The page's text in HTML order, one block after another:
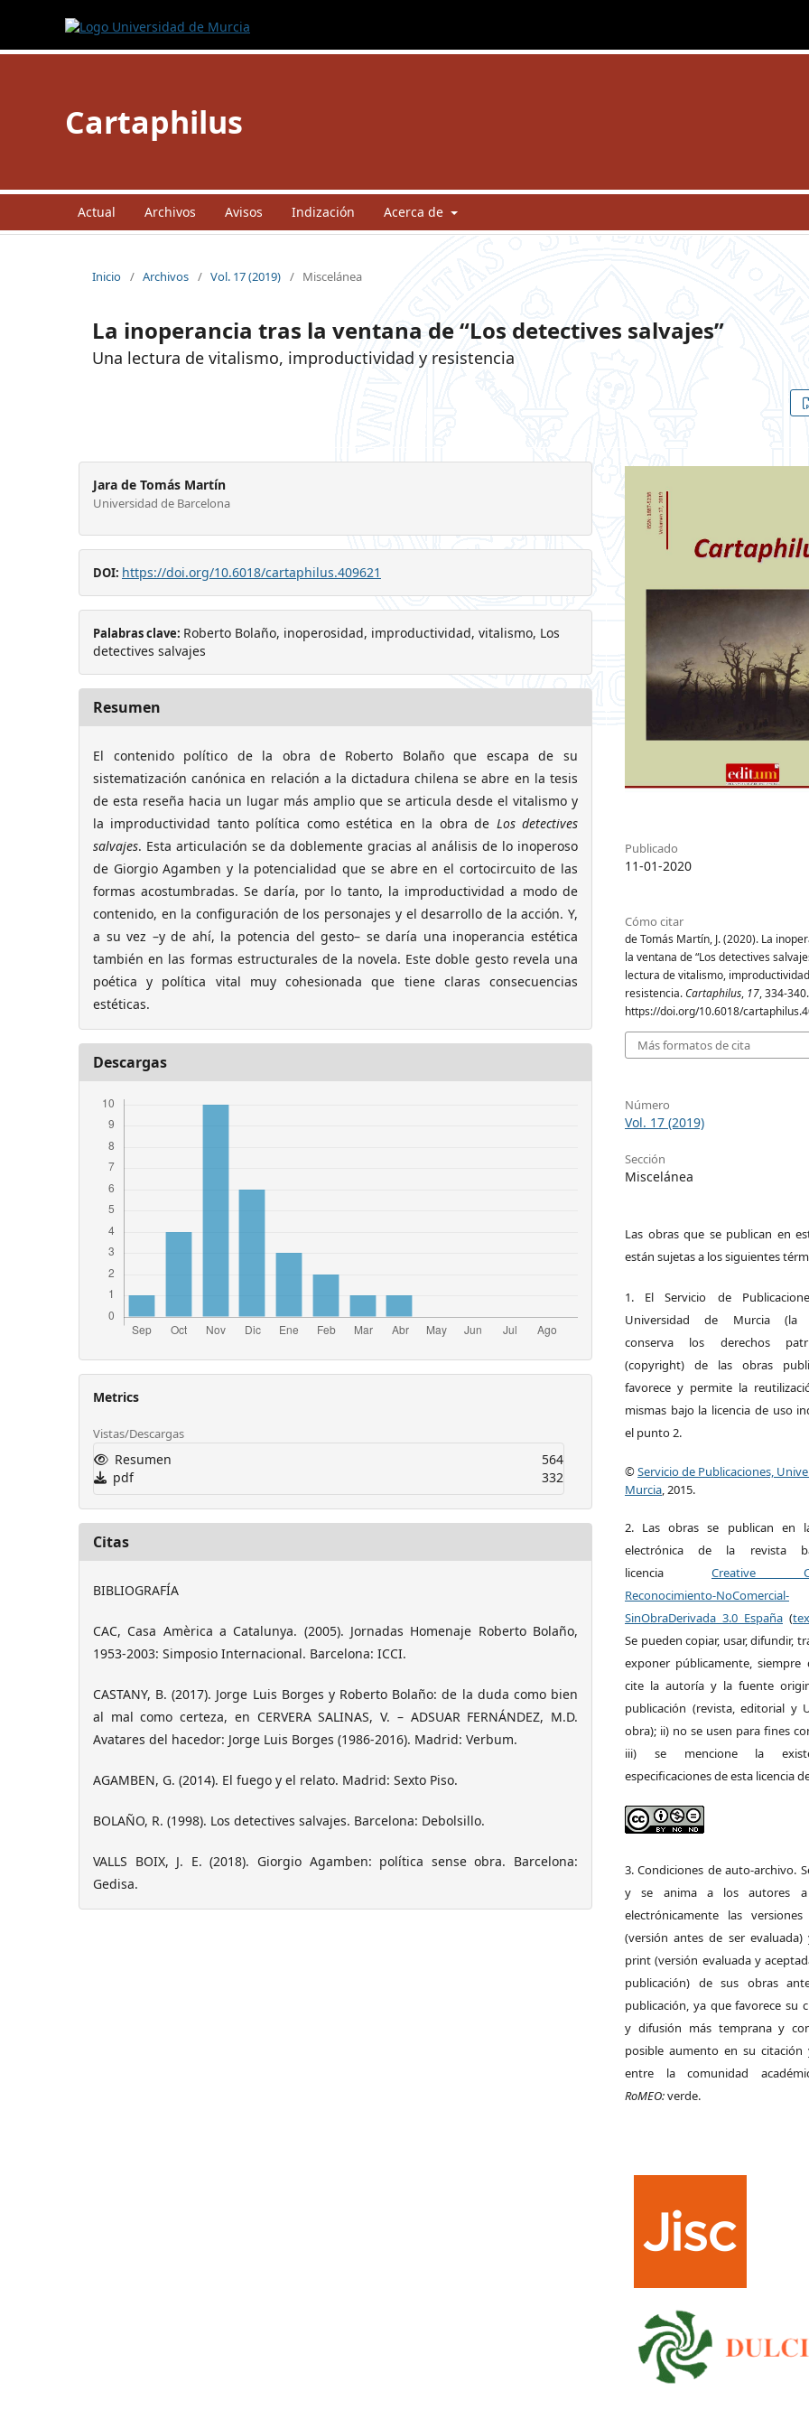
Cartaphilus
Actual Archivos Avisos Indización Acerca de
Inicio / Archivos / Vol. 17 (2019) / Miscelánea
La inoperancia tras la ventana de “Los detectives salvajes”
Una lectura de vitalismo, improductividad y resistencia
Jara de Tomás Martín
Universidad de Barcelona
DOI: https://doi.org/10.6018/cartaphilus.409621
Palabras clave: Roberto Bolaño, inoperosidad, improductividad, vitalismo, Los
detectives salvajes
Resumen
El contenido político de la obra de Roberto Bolaño que escapa de su
sistematización canónica en relación a la dictadura chilena se abre en la tesis
de esta reseña hacia un lugar más amplio que se articula desde el vitalismo y
la improductividad tanto política como estética en la obra de Los detectives
salvajes. Esta articulación se da doblemente gracias al análisis de lo inoperoso
de Giorgio Agamben y la potencialidad que se abre en el cortocircuito de las
formas acostumbradas. Se daría, por lo tanto, la improductividad a modo de
contenido, en la configuración de los personajes y el desarrollo de la acción. Y,
a su vez –y de ahí, la potencia del gesto– se daría una inoperancia estética
también en las formas estructurales de la novela. Este doble gesto revela una
poética y política vital muy cohesionada que tiene claras consecuencias
estéticas.
Descargas
Metrics
Vistas/Descargas
Resumen
564
pdf
332
Citas
BIBLIOGRAFÍA
CAC, Casa Amèrica a Catalunya. (2005). Jornadas Homenaje Roberto Bolaño,
1953-2003: Simposio Internacional. Barcelona: ICCI.
CASTANY, B. (2017). Jorge Luis Borges y Roberto Bolaño: de la duda como bien
al mal como certeza, en CERVERA SALINAS, V. – ADSUAR FERNÁNDEZ, M.D.
Avatares del hacedor: Jorge Luis Borges (1986-2016). Madrid: Verbum.
AGAMBEN, G. (2014). El fuego y el relato. Madrid: Sexto Piso.
BOLAÑO, R. (1998). Los detectives salvajes. Barcelona: Debolsillo.
VALLS BOIX, J. E. (2018). Giorgio Agamben: política sense obra. Barcelona:
Gedisa.
Publicado
11-01-2020
Cómo citar
de Tomás Martín, J. (2020). La
la ventana de “Los detectives
lectura de vitalismo,
resistencia.Cartaphilus, 17, 334‐340.
https://doi.org/10.6018/
Más formatos de cita
Número
Vol. 17 (2019)
Sección
Miscelánea
Las obras que se publican en
están sujetas a los siguientes
1. El Servicio de
Universidad de Murcia (la
conserva los derechos
(copyright) de las obras
favorece y permite la
mismas bajo la licencia de uso
el punto 2.
©Servicio de Publicaciones,
Murcia, 2015.
2. Las obras se publican en
electrónica de la revista
licencia Creative
Reconocimiento-NoComercial-
SinObraDerivada 3.0 España (
Se pueden copiar, usar, difundir,
exponer públicamente, siempre
cite la autoría y la fuente
publicación (revista, editorial y
obra); ii) no se usen para fines
iii) se mencione la
especificaciones de esta licencia
3. Condiciones de auto-archivo.
y se anima a los autores a
electrónicamente las
(versión antes de ser
print (versión evaluada y
publicación) de sus obras
publicación, ya que favorece su
y difusión más temprana y
posible aumento en su citación
entre la comunidad
RoMEO:verde.